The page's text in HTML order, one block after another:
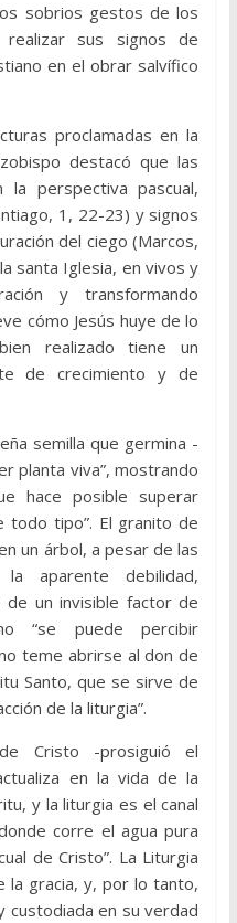
sobrios gestos de los
sus signos de
en el obrar salvífico
proclamadas en la
destacó que las
la perspectiva pascual,
1, 22-23) y signos
del ciego (Marcos,
santa Iglesia, en vivos y
y transformando
cómo Jesús huye de lo
realizado tiene un
de crecimiento y de
semilla que germina -
planta viva”, mostrando
hace posible superar
todo tipo”. El granito de
un árbol, a pesar de las
aparente debilidad,
un invisible factor de
“se puede percibir
teme abrirse al don de
Santo, que se sirve de
de la liturgia”.
Cristo -prosiguió el
en la vida de la
y la liturgia es el canal
corre el agua pura
de Cristo”. La Liturgia
la gracia, y, por lo tanto,
custodiada en su verdad